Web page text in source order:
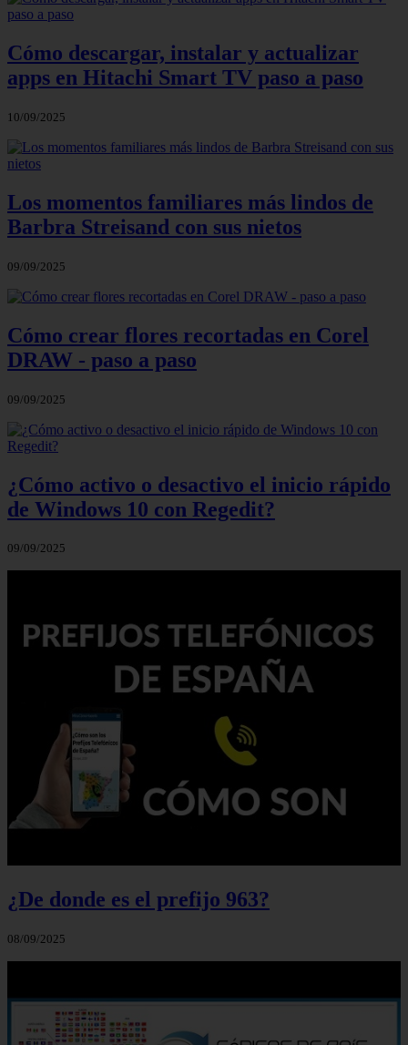
Cómo descargar, instalar y actualizar
apps en Hitachi Smart TV paso a paso
10/09/2025
Los momentos familiares más lindos de
Barbra Streisand con sus nietos
09/09/2025
Cómo crear flores recortadas en Corel
DRAW - paso a paso
09/09/2025
¿Cómo activo o desactivo el inicio rápido
de Windows 10 con Regedit?
09/09/2025
¿De donde es el prefijo 963?
08/09/2025